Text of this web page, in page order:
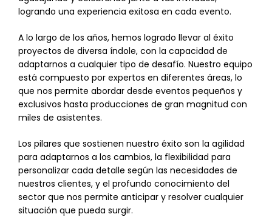
logrando una experiencia exitosa en cada evento.
A lo largo de los años, hemos logrado llevar al éxito
proyectos de diversa índole, con la capacidad de
adaptarnos a cualquier tipo de desafío. Nuestro equipo
está compuesto por expertos en diferentes áreas, lo
que nos permite abordar desde eventos pequeños y
exclusivos hasta producciones de gran magnitud con
miles de asistentes.
Los pilares que sostienen nuestro éxito son la agilidad
para adaptarnos a los cambios, la flexibilidad para
personalizar cada detalle según las necesidades de
nuestros clientes, y el profundo conocimiento del
sector que nos permite anticipar y resolver cualquier
situación que pueda surgir.